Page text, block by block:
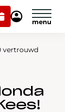
Mijn
vertrouwd